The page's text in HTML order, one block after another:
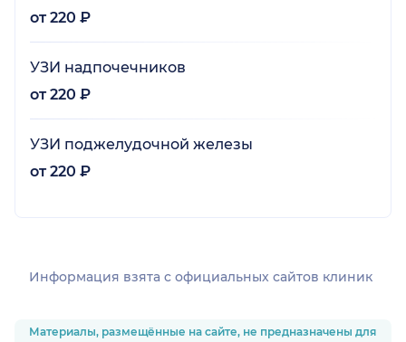
от 220 ₽
УЗИ надпочечников
от 220 ₽
УЗИ поджелудочной железы
от 220 ₽
Информация взята c официальных сайтов клиник
Материалы, размещённые на сайте, не предназначены для